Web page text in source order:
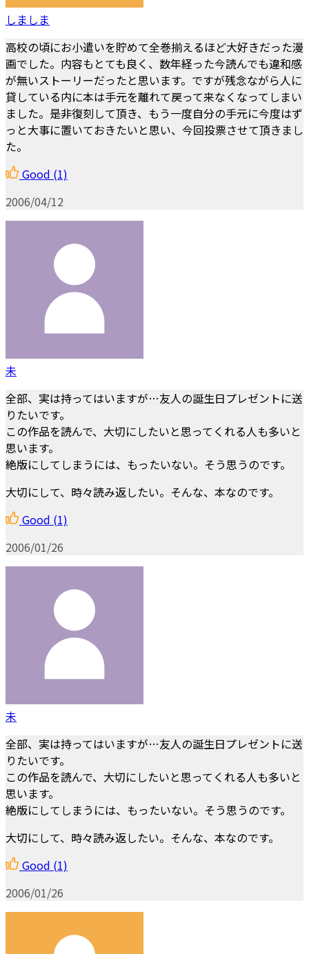
しましま
高校の頃にお小遣いを貯めて全巻揃えるほど大好きだった漫
画でした。内容もとても良く、数年経った今読んでも違和感
が無いストーリーだったと思います。ですが残念ながら人に
貸している内に本は手元を離れて戻って来なくなってしまい
ました。是非復刻して頂き、もう一度自分の手元に今度はず
っと大事に置いておきたいと思い、今回投票させて頂きまし
た。
Good (1)
2006/04/12
未
全部、実は持ってはいますが…友人の誕生日プレゼントに送
りたいです。
この作品を読んで、大切にしたいと思ってくれる人も多いと
思います。
絶版にしてしまうには、もったいない。そう思うのです。
大切にして、時々読み返したい。そんな、本なのです。
Good (1)
2006/01/26
未
全部、実は持ってはいますが…友人の誕生日プレゼントに送
りたいです。
この作品を読んで、大切にしたいと思ってくれる人も多いと
思います。
絶版にしてしまうには、もったいない。そう思うのです。
大切にして、時々読み返したい。そんな、本なのです。
Good (1)
2006/01/26